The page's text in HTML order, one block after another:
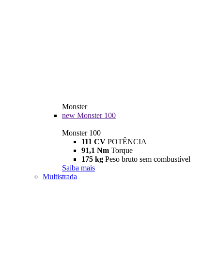
Monster
new Monster 100
Monster 100
111 CV POTÊNCIA
91,1 Nm Torque
175 kg Peso bruto sem combustível
Saiba mais
Multistrada